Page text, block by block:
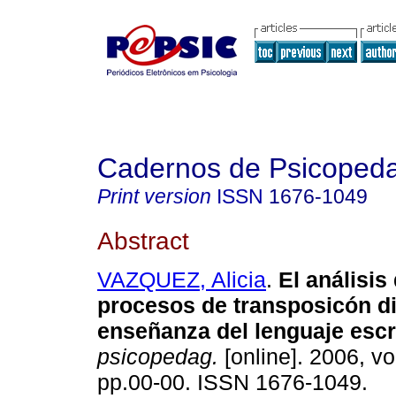
Cadernos de
Print version ISSN 1676-1049
Abstract
VAZQUEZ, Alicia. El análisis
procesos de transposicón
enseñanza del lenguaje
psicopedag. [online]. 2006,
pp.00-00. ISSN 1676-1049.